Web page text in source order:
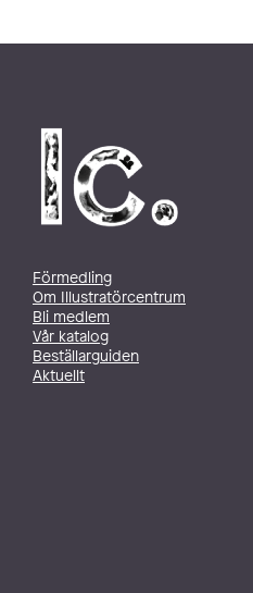
Förmedling
Om Illustratörcentrum
Bli medlem
Vår katalog
Beställarguiden
Aktuellt